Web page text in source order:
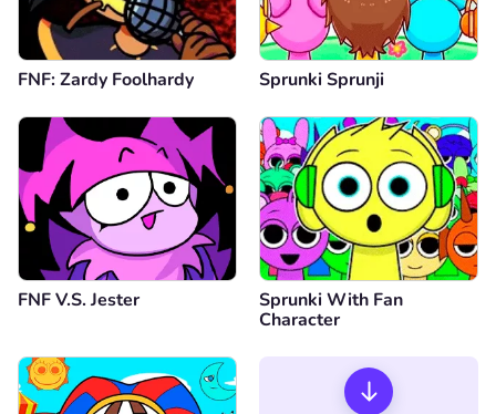
FNF: Zardy Foolhardy Sprunki Sprunji
FNF V.S. Jester
Sprunki With Fan
Character